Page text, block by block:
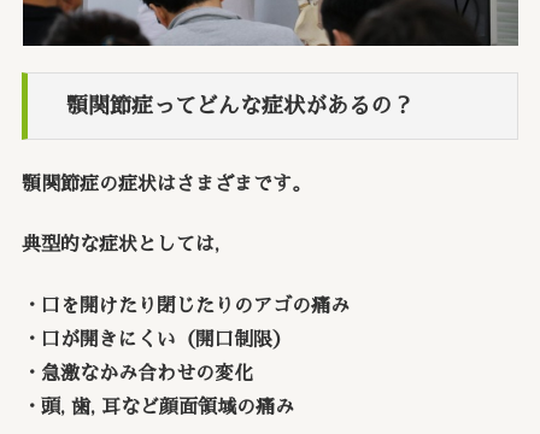
顎関節症ってどんな症状があるの？
顎関節症の症状はさまざまです。
典型的な症状としては,
・口を開けたり閉じたりのアゴの痛み
・口が開きにくい（開口制限）
・急激なかみ合わせの変化
・頭, 歯, 耳など顔面領域の痛み